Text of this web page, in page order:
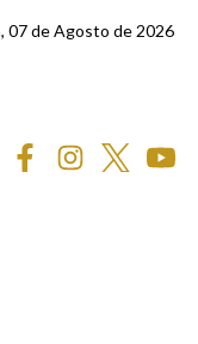
07 de Agosto de 2026